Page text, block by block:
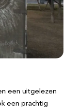
een uitgelezen
een prachtig